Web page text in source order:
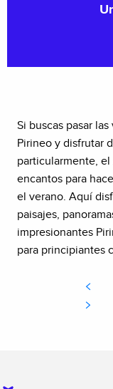
Si buscas pasar
Pirineo y disfrutar
particularmente,
encantos para
el verano. Aquí
paisajes,
impresionantes
para principiantes